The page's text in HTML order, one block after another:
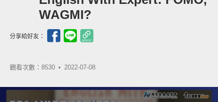
WAGMI?
分享給好友：
觀看次數：8530 • 2022-07-08